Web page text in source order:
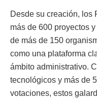
Desde su creación, los
más de 600 proyectos
de más de 150
como una plataforma
ámbito administrativo.
tecnológicos y más de
votaciones, estos